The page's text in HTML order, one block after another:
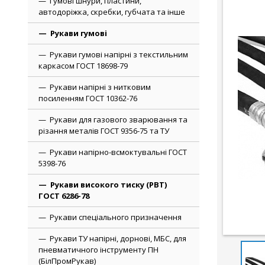
автодоріжка, скребки, губчата та інше
Рукави гумові
Рукави гумові напірні з текстильним
каркасом ГОСТ 18698-79
Рукави напірні з нитковим
посиленням ГОСТ 10362-76
Рукави для газового зварювання та
різання металів ГОСТ 9356-75 та ТУ
Рукави напірно-всмоктувальні ГОСТ
5398-76
Рукави високого тиску (РВТ)
ГОСТ 6286-78
Рукави спеціального призначення
Рукави ТУ напірні, дорнові, МБС, для
пневматичного інструменту ПН
(БілПромРукав)